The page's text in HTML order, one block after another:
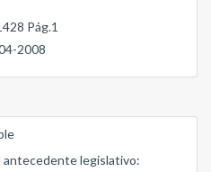
Pág.1
2008
antecedente legislativo: